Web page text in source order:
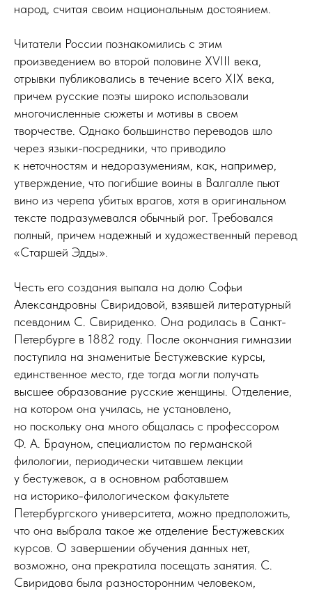
народ, считая своим национальным достоянием.
Читатели России познакомились с этим
произведением во второй половине XVIII века,
отрывки публиковались в течение всего XIX века,
причем русские поэты широко использовали
многочисленные сюжеты и мотивы в своем
творчестве. Однако большинство переводов шло
через языки-посредники, что приводило
к неточностям и недоразумениям, как, например,
утверждение, что погибшие воины в Валгалле пьют
вино из черепа убитых врагов, хотя в оригинальном
тексте подразумевался обычный рог. Требовался
полный, причем надежный и художественный перевод
«Старшей Эдды».
Честь его создания выпала на долю Софьи
Александровны Свиридовой, взявшей литературный
псевдоним С. Свириденко. Она родилась в Санкт-
Петербурге в 1882 году. После окончания гимназии
поступила на знаменитые Бестужевские курсы,
единственное место, где тогда могли получать
высшее образование русские женщины. Отделение,
на котором она училась, не установлено,
но поскольку она много общалась с профессором
Ф. А. Брауном, специалистом по германской
филологии, периодически читавшем лекции
у бестужевок, а в основном работавшем
на историко-филологическом факультете
Петербургского университета, можно предположить,
что она выбрала такое же отделение Бестужевских
курсов. О завершении обучения данных нет,
возможно, она прекратила посещать занятия. С.
Свиридова была разносторонним человеком,